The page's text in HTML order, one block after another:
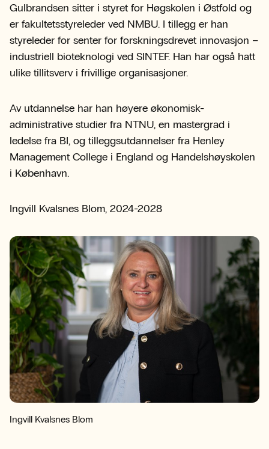
Gulbrandsen sitter i styret for Høgskolen i Østfold og
er fakultetsstyreleder ved NMBU. I tillegg er han
styreleder for senter for forskningsdrevet innovasjon –
industriell bioteknologi ved SINTEF. Han har også hatt
ulike tillitsverv i frivillige organisasjoner.
Av utdannelse har han høyere økonomisk-
administrative studier fra NTNU, en mastergrad i
ledelse fra BI, og tilleggsutdannelser fra Henley
Management College i England og Handelshøyskolen
i København.
Ingvill Kvalsnes Blom, 2024-2028
Ingvill Kvalsnes Blom